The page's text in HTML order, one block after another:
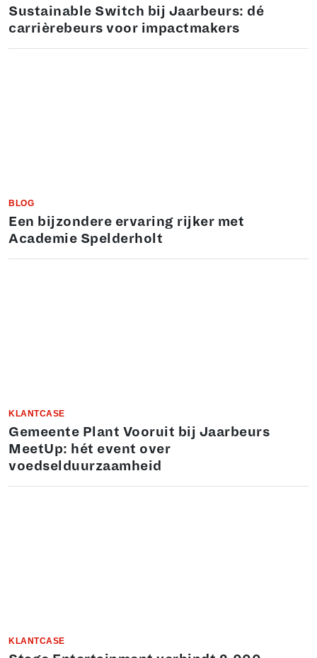
Sustainable Switch bij Jaarbeurs: dé
carrièrebeurs voor impactmakers
BLOG
Een bijzondere ervaring rijker met
Academie Spelderholt
KLANTCASE
Gemeente Plant Vooruit bij Jaarbeurs
MeetUp: hét event over
voedselduurzaamheid
KLANTCASE